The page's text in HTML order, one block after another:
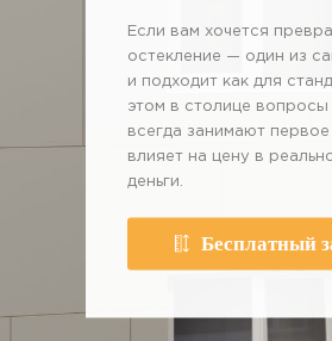
ВЫЗВАТЬ ЗАМЕРЩИКА
г. Москва, просп. Мира, 211 корп.2
Если вам хочется
остекление — один из
и подходит как для
этом в столице вопросы
всегда занимают
влияет на цену в
деньги.
Бесплатный